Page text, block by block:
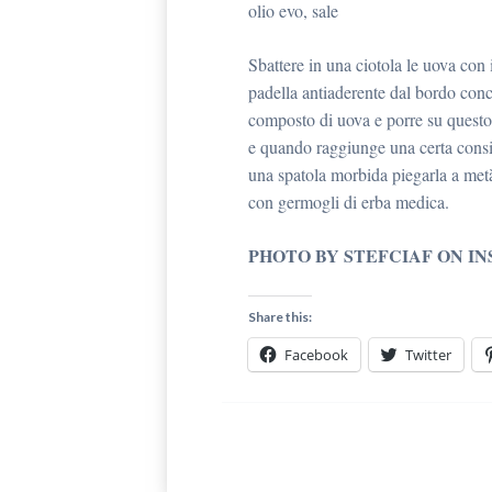
olio evo, sale
Sbattere in una ciotola le uova
padella antiaderente dal bordo
composto di uova e porre su
e quando raggiunge una certa
una spatola morbida piegarla a
con germogli di erba medica.
PHOTO BY STEFCIAF ON
Share this:
Facebook Twitter